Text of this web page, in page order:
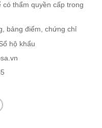
thẩm quyền cấp trong
bảng điểm, chứng chỉ
hộ khẩu